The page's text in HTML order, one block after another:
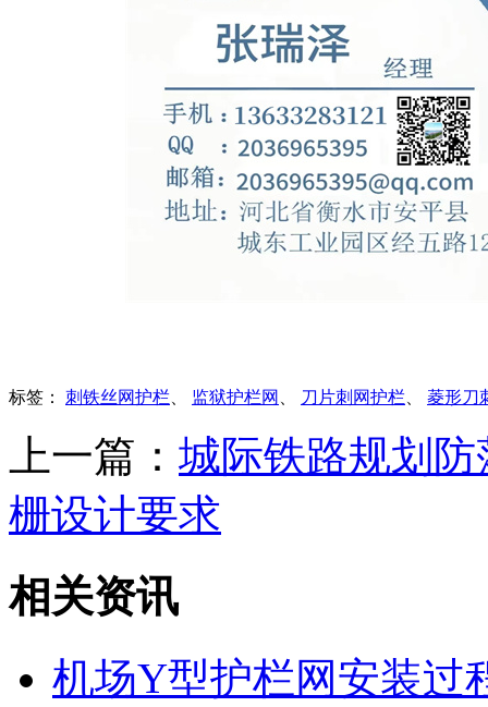
标签： 刺铁丝网护栏 监狱护栏网 刀片刺网护栏 菱形刀
上一篇： 城际铁路规划防
栅设计要求
相关资讯
机场Y型护栏网安装过